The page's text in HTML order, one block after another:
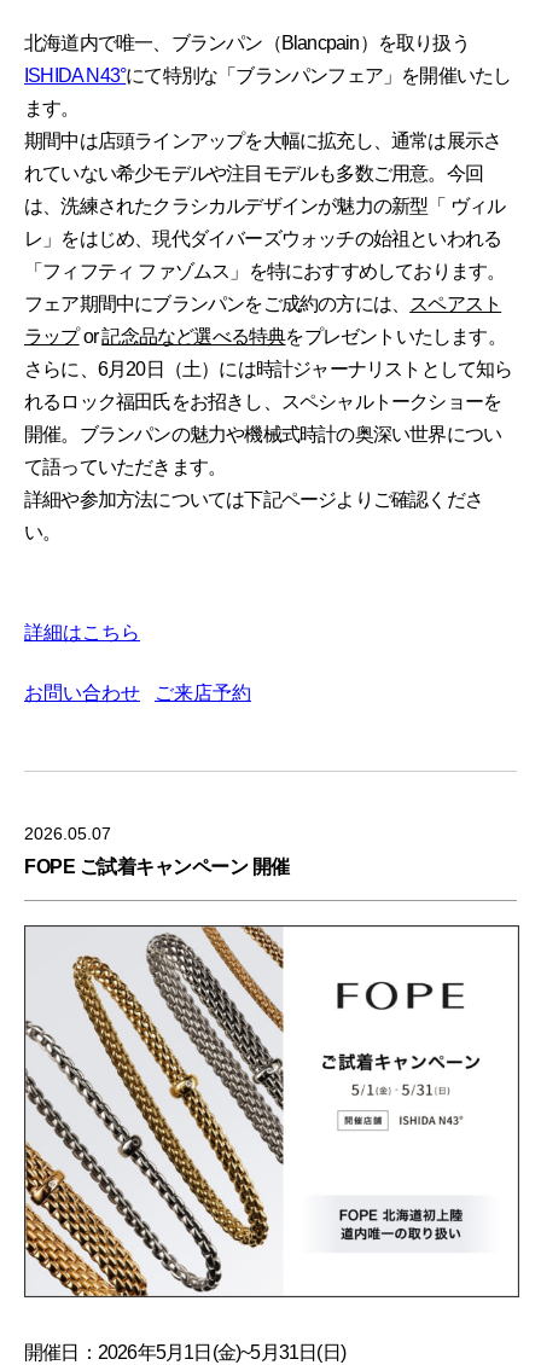
北海道内で唯一、ブランパン（Blancpain）を取り扱う
ISHIDA N43°にて特別な「ブランパンフェア」を開催いたし
ます。
期間中は店頭ラインアップを大幅に拡充し、通常は展示さ
れていない希少モデルや注目モデルも多数ご用意。今回
は、洗練されたクラシカルデザインが魅力の新型「 ヴィル
レ」をはじめ、現代ダイバーズウォッチの始祖といわれる
「フィフティ ファゾムス」を特におすすめしております。
フェア期間中にブランパンをご成約の方には、
スペアスト
ラップor記念品など選べる特典をプレゼントいたします。
さらに、6月20日（土）には時計ジャーナリストとして知ら
れるロック福田氏をお招きし、スペシャルトークショーを
開催。ブランパンの魅力や機械式時計の奥深い世界につい
て語っていただきます。
詳細や参加方法については下記ページよりご確認くださ
い。
詳細はこちら
お問い合わせ ご来店予約
2026.05.07
FOPE ご試着キャンペーン 開催
開催日：2026年5月1日(金)~5月31日(日)